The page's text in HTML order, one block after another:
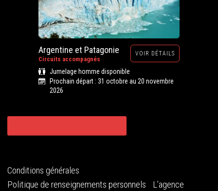
Argentine et Patagonie
Circuits accompagnés
VOIR DÉTAILS
Jumelage homme disponible
Prochain départ : 31 octobre au 20 novembre
2026
Conditions générales
Politique de renseignements personnels
L’agence